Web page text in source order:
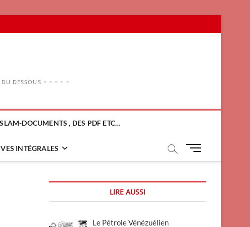
DESSOUS = = = = =
DOCUMENTS , DES PDF ETC…
INTÉGRALES
M
u
u
LIRE AUSSI
Le Pétrole Vénézuélien